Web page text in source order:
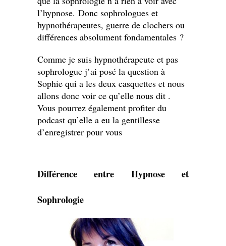
l’hypnose. Donc sophrologues et
hypnothérapeutes, guerre de clochers ou
différences absolument fondamentales ?
Comme je suis hypnothérapeute et pas
sophrologue j’ai posé la question à
Sophie qui a les deux casquettes et nous
allons donc voir ce qu’elle nous dit .
Vous pourrez également profiter du
podcast qu’elle a eu la gentillesse
d’enregistrer pour vous
Différence entre Hypnose et
Sophrologie